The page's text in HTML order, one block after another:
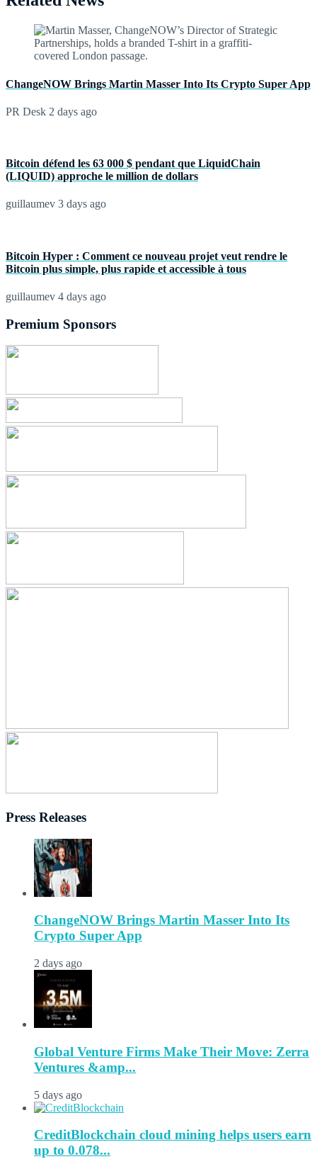
ChangeNOW Brings Martin Masser Into Its Crypto Super App
PR Desk 2 days ago
Bitcoin défend les 63 000 $ pendant que LiquidChain
(LIQUID) approche le million de dollars
guillaumev 3 days ago
Bitcoin Hyper : Comment ce nouveau projet veut rendre le
Bitcoin plus simple, plus rapide et accessible à tous
guillaumev 4 days ago
Premium Sponsors
Press Releases
ChangeNOW Brings Martin Masser Into Its
Crypto Super App
2 days ago
Global Venture Firms Make Their Move: Zerra
Ventures &amp...
5 days ago
CreditBlockchain cloud mining helps users earn
up to 0.078...